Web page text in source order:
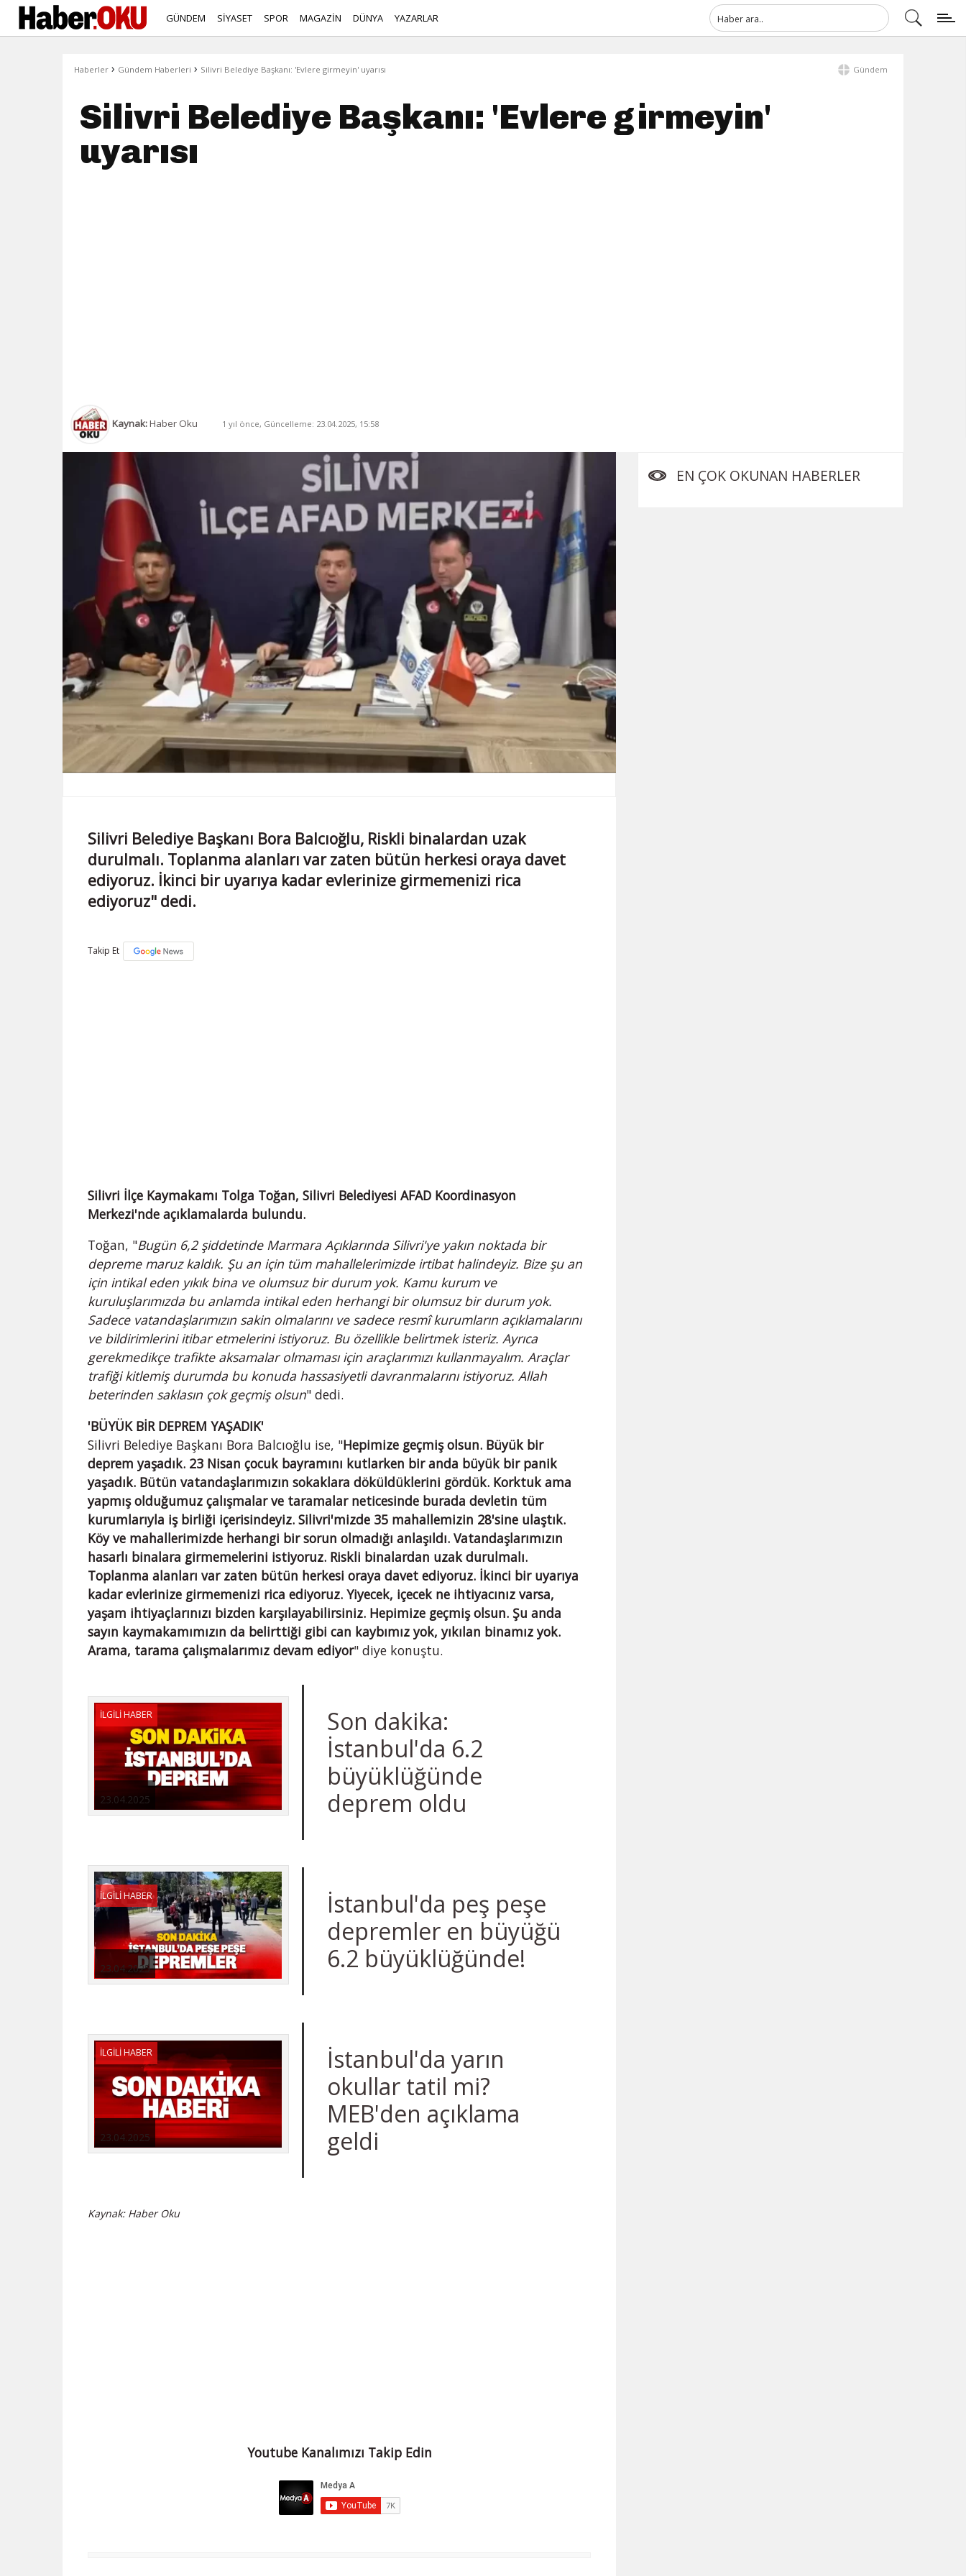
GÜNDEM SİYASET SPOR MAGAZİN DÜNYA YAZARLAR
Haberler › Gündem Haberleri › Silivri Belediye Başkanı: 'Evlere girmeyin' uyarısı Gündem
Silivri Belediye Başkanı: 'Evlere girmeyin'
uyarısı
Kaynak:Haber Oku 1 yıl önce, Güncelleme: 23.04.2025, 15:58
Silivri Belediye Başkanı Bora Balcıoğlu, Riskli binalardan uzak
durulmalı. Toplanma alanları var zaten bütün herkesi oraya davet
ediyoruz. İkinci bir uyarıya kadar evlerinize girmemenizi rica
ediyoruz" dedi.
Takip Et
Silivri İlçe Kaymakamı Tolga Toğan, Silivri Belediyesi AFAD Koordinasyon
Merkezi'nde açıklamalarda bulundu.
Toğan, "Bugün 6,2 şiddetinde Marmara Açıklarında Silivri'ye yakın noktada bir
depreme maruz kaldık. Şu an için tüm mahallelerimizde irtibat halindeyiz. Bize şu an
için intikal eden yıkık bina ve olumsuz bir durum yok. Kamu kurum ve
kuruluşlarımızda bu anlamda intikal eden herhangi bir olumsuz bir durum yok.
Sadece vatandaşlarımızın sakin olmalarını ve sadece resmî kurumların açıklamalarını
ve bildirimlerini itibar etmelerini istiyoruz. Bu özellikle belirtmek isteriz. Ayrıca
gerekmedikçe trafikte aksamalar olmaması için araçlarımızı kullanmayalım. Araçlar
trafiği kitlemiş durumda bu konuda hassasiyetli davranmalarını istiyoruz. Allah
beterinden saklasın çok geçmiş olsun" dedi.
'BÜYÜK BİR DEPREM YAŞADIK'
Silivri Belediye Başkanı Bora Balcıoğlu ise, "Hepimize geçmiş olsun. Büyük bir
deprem yaşadık. 23 Nisan çocuk bayramını kutlarken bir anda büyük bir panik
yaşadık. Bütün vatandaşlarımızın sokaklara döküldüklerini gördük. Korktuk ama
yapmış olduğumuz çalışmalar ve taramalar neticesinde burada devletin tüm
kurumlarıyla iş birliği içerisindeyiz. Silivri'mizde 35 mahallemizin 28'sine ulaştık.
Köy ve mahallerimizde herhangi bir sorun olmadığı anlaşıldı. Vatandaşlarımızın
hasarlı binalara girmemelerini istiyoruz. Riskli binalardan uzak durulmalı.
Toplanma alanları var zaten bütün herkesi oraya davet ediyoruz. İkinci bir uyarıya
kadar evlerinize girmemenizi rica ediyoruz. Yiyecek, içecek ne ihtiyacınız varsa,
yaşam ihtiyaçlarınızı bizden karşılayabilirsiniz. Hepimize geçmiş olsun. Şu anda
sayın kaymakamımızın da belirttiği gibi can kaybımız yok, yıkılan binamız yok.
Arama, tarama çalışmalarımız devam ediyor" diye konuştu.
23.04.2025
Son dakika:
İstanbul'da 6.2
büyüklüğünde
deprem oldu
İLGİLİ HABER
23.04.2025
İstanbul'da peş peşe
depremler en büyüğü
6.2 büyüklüğünde!
İLGİLİ HABER
23.04.2025
İstanbul'da yarın
okullar tatil mi?
MEB'den açıklama
geldi
İLGİLİ HABER
Kaynak: Haber Oku
Youtube Kanalımızı Takip Edin
EN ÇOK OKUNAN HABERLER